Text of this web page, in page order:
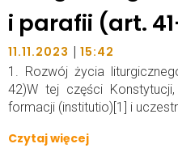
i parafii (art.
11.11.2023 | 15:42
1. Rozwój życia
42)W tej części
formacji (institutio)[1] i
Czytaj więcej